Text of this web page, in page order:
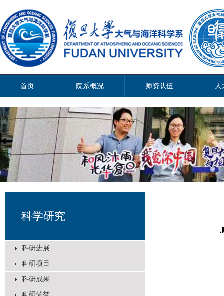
首页 院系概况 师资队伍 人
科学研究
科研进展
科研项目
科研成果